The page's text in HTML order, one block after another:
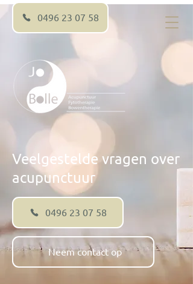
0496 23 07 58
Veelgestelde vragen over
acupunctuur
0496 23 07 58
Neem contact op